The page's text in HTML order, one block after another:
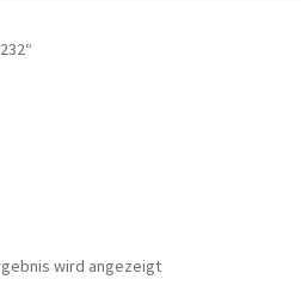
Restore – Tune – Drive
wird angezeigt